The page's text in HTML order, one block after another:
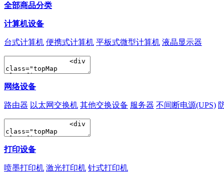
全部商品分类
计算机设备
台式计算机 便携式计算机 平板式微型计算机 液晶显示器
网络设备
路由器 以太网交换机 其他交换设备 服务器 不间断电源(UPS)
打印设备
喷墨打印机 激光打印机 针式打印机